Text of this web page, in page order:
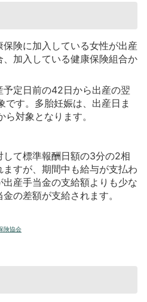
険に加入している女性が出産
加入している健康保険組合か
定日前の42日から出産の翌
です。多胎妊娠は、出産日ま
ら対象となります。
て標準報酬日額の3分の2相
すが、期間中も給与が支払わ
産手当金の支給額よりも少な
の差額が支給されます。
険協会